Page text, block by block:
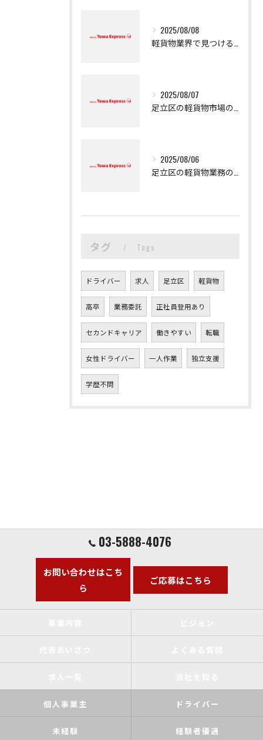
2025/08/08
2025/08/07
2025/08/06
タグ Tags
ドライバー 求人 足立区 軽貨物
高卒 業務委託 正社員登用あり
セカンドキャリア 働きやすい 転職
女性ドライバー 一人作業 独立支援
学歴不問
03-5888-4076
お問い合わせはこち
ら
ご応募はこちら
個人事業主 ドライバー
未経験 経験者優遇